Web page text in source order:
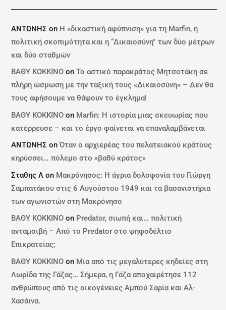
ΑΝΤΩΝΗΣ on Η «δικαστική αφύπνιση» για τη Marfin, η
πολιτική σκοπιμότητα και η “Δικαιοσύνη” των δύο μέτρων
και δύο σταθμών
ΒΑΘΥ ΚΟΚΚΙΝΟ onΤο αστικό παρακράτος Μητσοτάκη σε
πλήρη ώσμωση με την ταξική τους «Δικαιοσύνη» – Δεν θα
τους αφήσουμε να θάψουν το έγκλημα!
ΒΑΘΥ ΚΟΚΚΙΝΟ on Marfin: Η ιστορία μιας σκευωρίας που
κατέρρευσε – και το έργο φαίνεται να επαναλαμβάνεται
ΑΝΤΩΝΗΣ onΌταν ο αρχιερέας του πελατειακού κράτους
κηρύσσει… πόλεμο στο «βαθύ κράτος»
Σταθης Λ on Μακρόνησος: Η άγρια δολοφονία του Γιώργη
Σαμπατάκου στις 6 Αυγούστου 1949 και τα βασανιστήρια
των αγωνιστών στη Μακρόνησο
ΒΑΘΥ ΚΟΚΚΙΝΟ on Predator, σιωπή και… πολιτική
ανταμοιβή – Από το Predator στο ψηφοδέλτιο
Επικρατείας;
ΒΑΘΥ ΚΟΚΚΙΝΟ on Μία από τις μεγαλύτερες κηδείες στη
Λωρίδα της Γάζας… Σήμερα, η Γάζα αποχαιρέτησε 112
ανθρώπους από τις οικογένειες Αμπού Σαρία και Αλ-
Χασάινα.